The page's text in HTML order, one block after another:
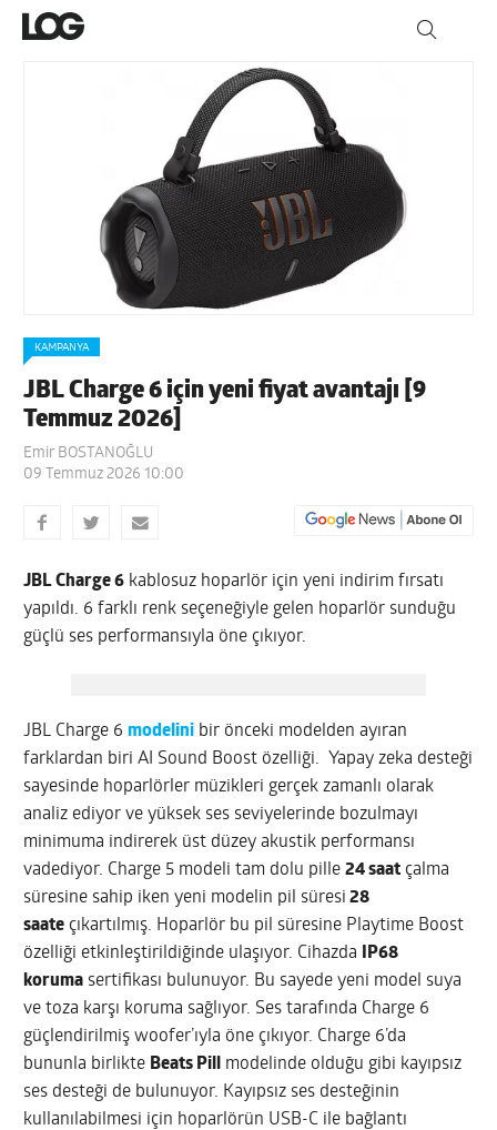
KAMPANYA
JBL Charge 6 için yeni fiyat avantajı [9
Temmuz 2026]
Emir BOSTANOĞLU
09 Temmuz 2026 10:00
JBL Charge 6 kablosuz hoparlör için yeni indirim fırsatı
yapıldı. 6 farklı renk seçeneğiyle gelen hoparlör sunduğu
güçlü ses performansıyla öne çıkıyor.
JBL Charge 6modelini bir önceki modelden ayıran
farklardan biri AI Sound Boost özelliği. Yapay zeka desteği
sayesinde hoparlörler müzikleri gerçek zamanlı olarak
analiz ediyor ve yüksek ses seviyelerinde bozulmayı
minimuma indirerek üst düzey akustik performansı
vadediyor. Charge 5 modeli tam dolu pille24 saat çalma
süresine sahip iken yeni modelin pil süresi 28
saate çıkartılmış. Hoparlör bu pil süresine Playtime Boost
özelliği etkinleştirildiğinde ulaşıyor. Cihazda
IP68
koruma sertifikası bulunuyor. Bu sayede yeni model suya
ve toza karşı koruma sağlıyor. Ses tarafında Charge 6
güçlendirilmiş woofer’ıyla öne çıkıyor. Charge 6’da
bununla birlikte Beats Pill
modelinde olduğu gibi kayıpsız
ses desteği de bulunuyor. Kayıpsız ses desteğinin
kullanılabilmesi için hoparlörün USB-C ile bağlantı